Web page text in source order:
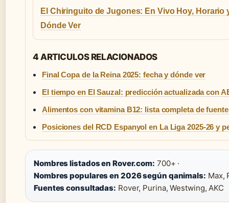
El Chiringuito de Jugones: En Vivo Hoy, Horario
Dónde Ver
4 ARTICULOS RELACIONADOS
Final Copa de la Reina 2025: fecha y dónde ver
El tiempo en El Sauzal: predicción actualizada con
Alimentos con vitamina B12: lista completa de
Posiciones del RCD Espanyol en La Liga 2025-26 y
Nombres listados en Rover.com: 700+ ·
Nombres populares en 2026 según qanimals: Max,
Fuentes consultadas: Rover, Purina, Westwing, AKC